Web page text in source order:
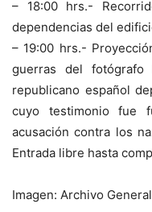
– 18:00 hrs.-
dependencias del
– 19:00 hrs.-
guerras del
republicano español
cuyo testimonio fue
acusación contra los
Entrada libre hasta
Imagen: Archivo